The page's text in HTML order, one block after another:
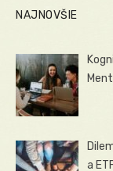
NAJNOVŠIE
a